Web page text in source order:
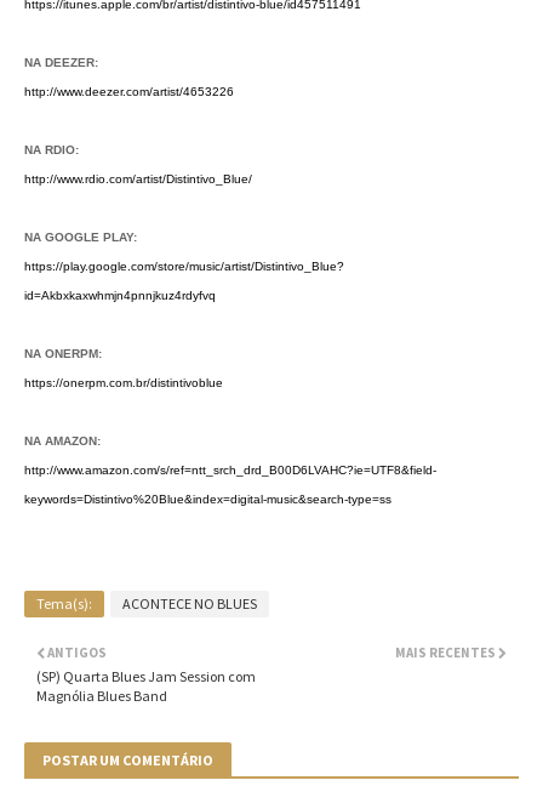
https://itunes.apple.com/br/artist/distintivo-blue/id457511491
NA DEEZER:
http://www.deezer.com/artist/4653226
NA RDIO:
http://www.rdio.com/artist/Distintivo_Blue/
NA GOOGLE PLAY:
https://play.google.com/store/music/artist/Distintivo_Blue?
id=Akbxkaxwhmjn4pnnjkuz4rdyfvq
NA ONERPM:
https://onerpm.com.br/distintivoblue
NA AMAZON:
http://www.amazon.com/s/ref=ntt_srch_drd_B00D6LVAHC?ie=UTF8&field-
keywords=Distintivo%20Blue&index=digital-music&search-type=ss
Tema(s): ACONTECE NO BLUES
MAIS RECENTES
ANTIGOS
(SP) Quarta Blues Jam Session com
Magnólia Blues Band
POSTAR UM COMENTÁRIO